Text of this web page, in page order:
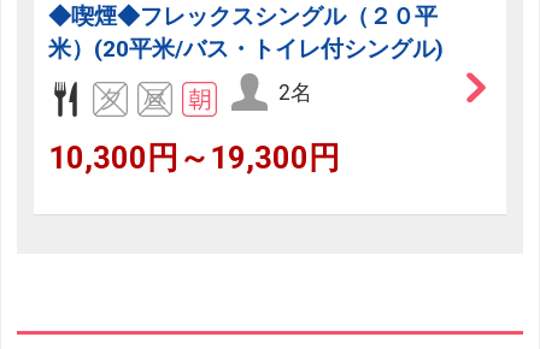
◆喫煙◆フレックスシングル（２０平
米）(20平米/バス・トイレ付シングル)
2名
10,300円～19,300円